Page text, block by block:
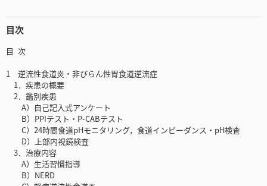
目次
目 次
1 逆流性食道炎・非びらん性胃食道逆流症
1．疾患の概要
2．鑑別疾患
A）自己記入式アンケート
B）PPIテスト・P-CABテスト
C）24時間食道pHモニタリング，食道インピーダンス・pH検査
D）上部内視鏡検査
3．治療内容
A）生活習慣指導
B）NERD